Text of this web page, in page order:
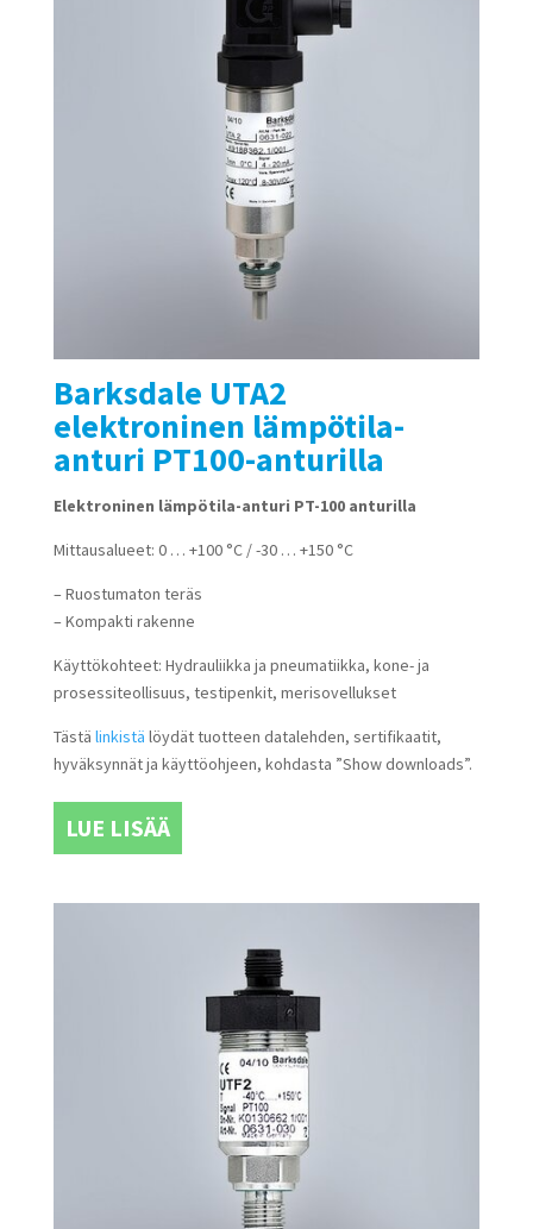
Barksdale UTA2
elektroninen lämpötila-
anturi PT100-anturilla
Elektroninen lämpötila-anturi PT-100 anturilla
Mittausalueet: 0 … +100 °C / -30 … +150 °C
– Ruostumaton teräs
– Kompakti rakenne
Käyttökohteet: Hydrauliikka ja pneumatiikka, kone- ja
prosessiteollisuus, testipenkit, merisovellukset
Tästä linkistä löydät tuotteen datalehden, sertifikaatit,
hyväksynnät ja käyttöohjeen, kohdasta ”Show downloads”.
LUE LISÄÄ